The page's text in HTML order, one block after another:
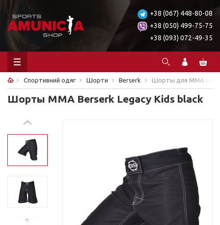
+38 (067) 448-80-08
+38 (050) 499-75-75
+38 (093) 072-49-35
Спортивний одяг Шорти Berserk Шорты для MMA
Шорты MMA Berserk Legacy Kids black